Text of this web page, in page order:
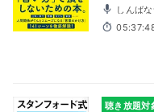
しんばな
聴き放題対